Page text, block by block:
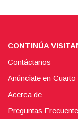
CONTINÚA
Contáctanos
Anúnciate en
Acerca de
Preguntas